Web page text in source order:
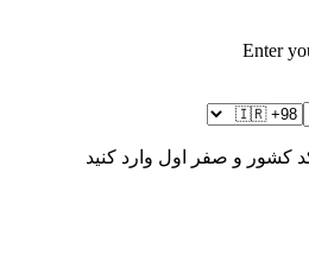
Enter
کشور و صفر اول وارد کنید